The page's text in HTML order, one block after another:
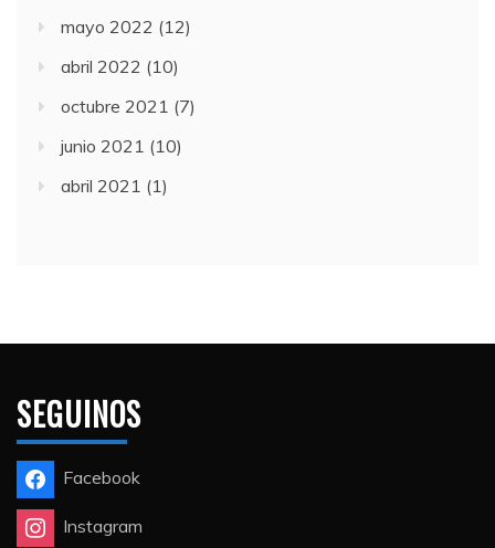
mayo 2022 (12)
abril 2022 (10)
octubre 2021 (7)
junio 2021 (10)
abril 2021 (1)
SEGUINOS
Facebook
Instagram